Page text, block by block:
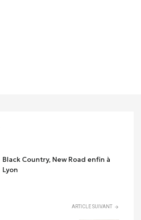
Black Country, New Road enfin à
Lyon
ARTICLE SUIVANT